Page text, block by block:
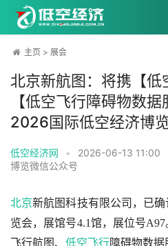
主页 > 展会
北京新航图：将携【低
【低空飞行障碍物数
2026国际低空经济博
低空经济网 • 2026-06-13 11:00
博览微信公众号
北京新航图科技有限公司，已确
览会，展馆号4.1馆，展位号
飞行航图、 低空飞行障碍物数据